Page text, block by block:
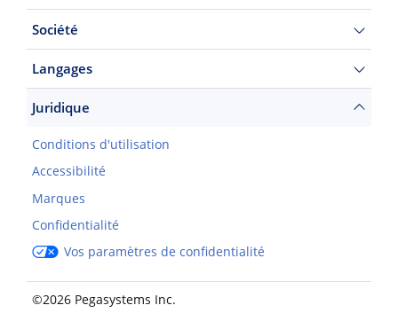
Société
Langages
Juridique
Conditions d'utilisation
Accessibilité
Marques
Confidentialité
Vos paramètres de confidentialité
©2026 Pegasystems Inc.